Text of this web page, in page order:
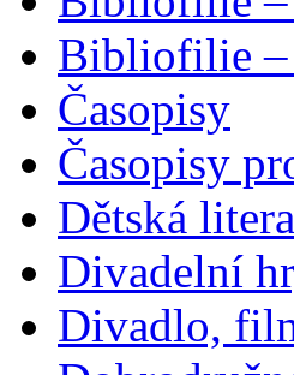
Bibliofilie –
Časopisy
Časopisy
Dětská
Divadelní
Divadlo,